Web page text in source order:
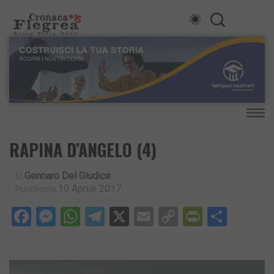
RAPINA D’ANGELO (4)
Gennaro Del Giudice
10 Aprile 2017
Facebook
Messenger
WhatsApp
Telegram
X EmailCopy